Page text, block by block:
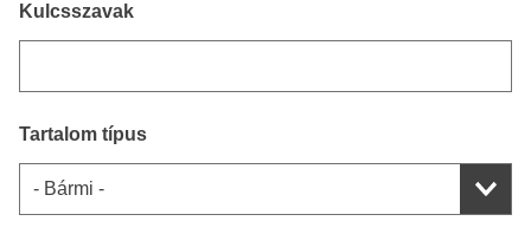
Kulcsszavak
Tartalom típus